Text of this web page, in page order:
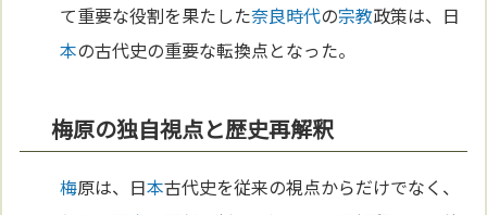
て重要な役割を果たした奈良時代の宗教政策は、日
本の古代史の重要な転換点となった。
梅原の独自視点と歴史再解釈
梅原は、日本古代史を従来の視点からだけでなく、